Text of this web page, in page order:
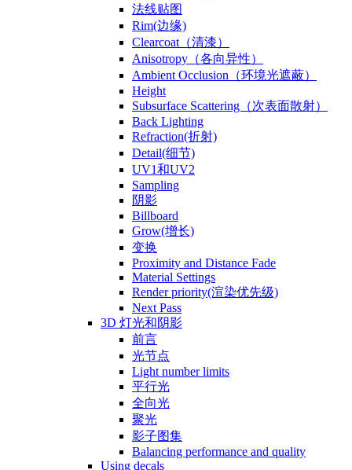
法线贴图
Rim(边缘)
Clearcoat（清漆）
Anisotropy（各向异性）
Ambient Occlusion（环境光遮蔽）
Height
Subsurface Scattering（次表面散射）
Back Lighting
Refraction(折射)
Detail(细节)
UV1和UV2
Sampling
阴影
Billboard
Grow(增长)
变换
Proximity and Distance Fade
Material Settings
Render priority(渲染优先级)
Next Pass
3D 灯光和阴影
前言
光节点
Light number limits
平行光
全向光
聚光
影子图集
Balancing performance and quality
Using decals